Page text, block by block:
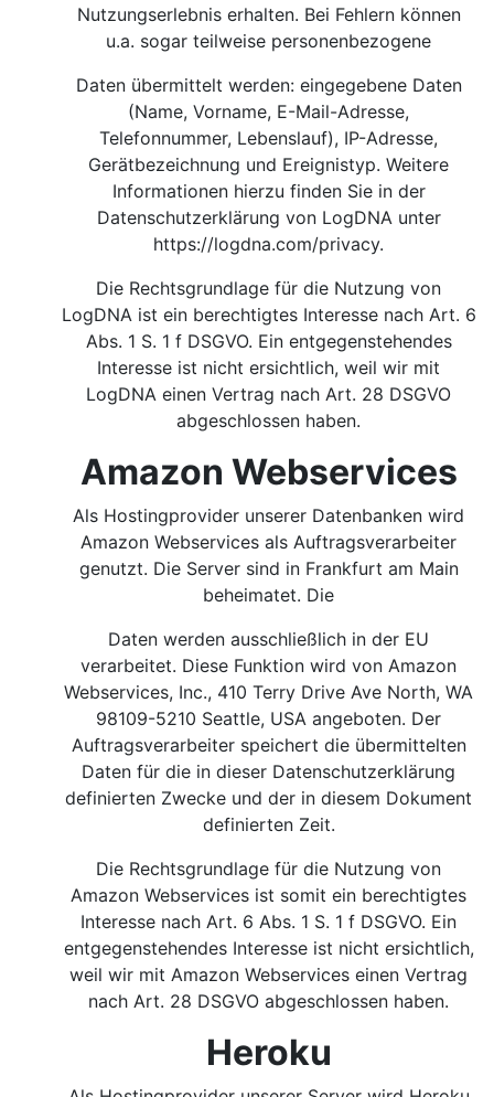
Nutzungserlebnis erhalten. Bei Fehlern können
u.a. sogar teilweise personenbezogene
Daten übermittelt werden: eingegebene Daten
(Name, Vorname, E-Mail-Adresse,
Telefonnummer, Lebenslauf), IP-Adresse,
Gerätbezeichnung und Ereignistyp. Weitere
Informationen hierzu finden Sie in der
Datenschutzerklärung von LogDNA unter
https://logdna.com/privacy.
Die Rechtsgrundlage für die Nutzung von
LogDNA ist ein berechtigtes Interesse nach Art. 6
Abs. 1 S. 1 f DSGVO. Ein entgegenstehendes
Interesse ist nicht ersichtlich, weil wir mit
LogDNA einen Vertrag nach Art. 28 DSGVO
abgeschlossen haben.
Amazon Webservices
Als Hostingprovider unserer Datenbanken wird
Amazon Webservices als Auftragsverarbeiter
genutzt. Die Server sind in Frankfurt am Main
beheimatet. Die
Daten werden ausschließlich in der EU
verarbeitet. Diese Funktion wird von Amazon
Webservices, Inc., 410 Terry Drive Ave North, WA
98109-5210 Seattle, USA angeboten. Der
Auftragsverarbeiter speichert die übermittelten
Daten für die in dieser Datenschutzerklärung
definierten Zwecke und der in diesem Dokument
definierten Zeit.
Die Rechtsgrundlage für die Nutzung von
Amazon Webservices ist somit ein berechtigtes
Interesse nach Art. 6 Abs. 1 S. 1 f DSGVO. Ein
entgegenstehendes Interesse ist nicht ersichtlich,
weil wir mit Amazon Webservices einen Vertrag
nach Art. 28 DSGVO abgeschlossen haben.
Heroku